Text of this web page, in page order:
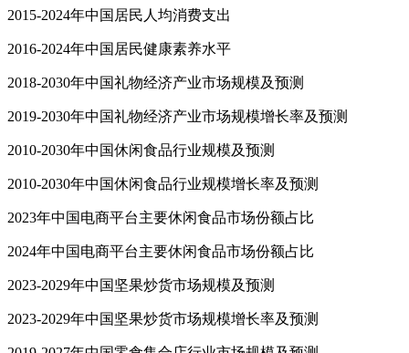
2015-2024年中国居民人均消费支出
2016-2024年中国居民健康素养水平
2018-2030年中国礼物经济产业市场规模及预测
2019-2030年中国礼物经济产业市场规模增长率及预测
2010-2030年中国休闲食品行业规模及预测
2010-2030年中国休闲食品行业规模增长率及预测
2023年中国电商平台主要休闲食品市场份额占比
2024年中国电商平台主要休闲食品市场份额占比
2023-2029年中国坚果炒货市场规模及预测
2023-2029年中国坚果炒货市场规模增长率及预测